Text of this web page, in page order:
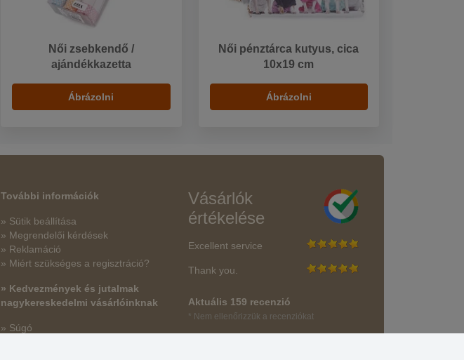
Női zsebkendő /
ajándékkazetta
Ábrázolni
Női pénztárca kutyus, cica
10x19 cm
Ábrázolni
További információk
» Sütik beállítása
» Megrendelői kérdések
» Reklamáció
» Miért szükséges a regisztráció?
» Kedvezmények és jutalmak
nagykereskedelmi vásárlóinknak
» Súgó
Vásárlók
értékelése
Excellent service
Thank you.
Aktuális 159 recenzió
* Nem ellenőrizzük a recenziókat